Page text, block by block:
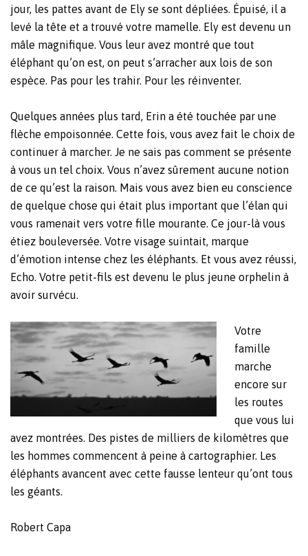
jour, les pattes avant de Ely se sont dépliées. Épuisé, il a
levé la tête et a trouvé votre mamelle. Ely est devenu un
mâle magnifique. Vous leur avez montré que tout
éléphant qu’on est, on peut s’arracher aux lois de son
espèce. Pas pour les trahir. Pour les réinventer.
Quelques années plus tard, Erin a été touchée par une
flèche empoisonnée. Cette fois, vous avez fait le choix de
continuer à marcher. Je ne sais pas comment se présente
à vous un tel choix. Vous n’avez sûrement aucune notion
de ce qu’est la raison. Mais vous avez bien eu conscience
de quelque chose qui était plus important que l’élan qui
vous ramenait vers votre fille mourante. Ce jour-là vous
étiez bouleversée. Votre visage suintait, marque
d’émotion intense chez les éléphants. Et vous avez réussi,
Echo. Votre petit-fils est devenu le plus jeune orphelin à
avoir survécu.
Votre
famille
marche
encore sur
les routes
que vous lui
avez montrées. Des pistes de milliers de kilomètres que
les hommes commencent à peine à cartographier. Les
éléphants avancent avec cette fausse lenteur qu’ont tous
les géants.
Robert Capa